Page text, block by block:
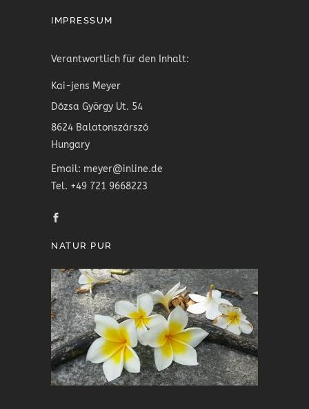
IMPRESSUM
Verantwortlich für den Inhalt:
Kai-jens Meyer
Dózsa György Ut. 54
8624 Balatonszárszó
Hungary
Email: meyer@inline.de
Tel. +49 721 9668223
NATUR PUR